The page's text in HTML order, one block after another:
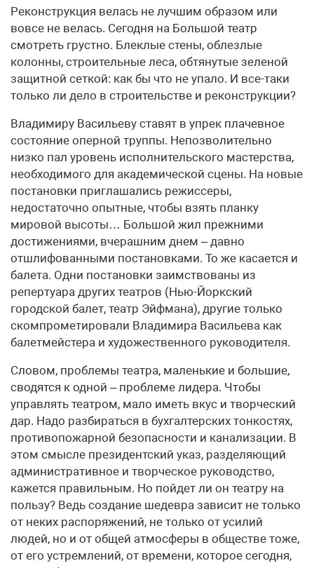
Реконструкция велась не лучшим образом или
вовсе не велась. Сегодня на Большой театр
смотреть грустно. Блеклые стены, облезлые
колонны, строительные леса, обтянутые зеленой
защитной сеткой: как бы что не упало. И все-таки
только ли дело в строительстве и реконструкции?
Владимиру Васильеву ставят в упрек плачевное
состояние оперной труппы. Непозволительно
низко пал уровень исполнительского мастерства,
необходимого для академической сцены. На новые
постановки приглашались режиссеры,
недостаточно опытные, чтобы взять планку
мировой высоты… Большой жил прежними
достижениями, вчерашним днем – давно
отшлифованными постановками. То же касается и
балета. Одни постановки заимствованы из
репертуара других театров (Нью-Йоркский
городской балет, театр Эйфмана), другие только
скомпрометировали Владимира Васильева как
балетмейстера и художественного руководителя.
Словом, проблемы театра, маленькие и большие,
сводятся к одной – проблеме лидера. Чтобы
управлять театром, мало иметь вкус и творческий
дар. Надо разбираться в бухгалтерских тонкостях,
противопожарной безопасности и канализации. В
этом смысле президентский указ, разделяющий
административное и творческое руководство,
кажется правильным. Но пойдет ли он театру на
пользу? Ведь создание шедевра зависит не только
от неких распоряжений, не только от усилий
людей, но и от общей атмосферы в обществе тоже,
от его устремлений, от времени, которое сегодня,